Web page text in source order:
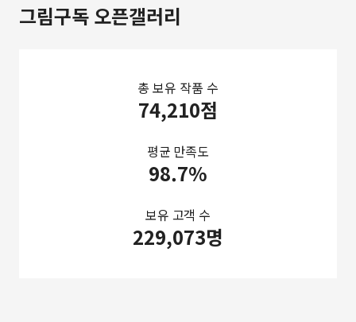
그림구독 오픈갤러리
총 보유 작품 수
74,210점
평균 만족도
98.7%
보유 고객 수
229,073명